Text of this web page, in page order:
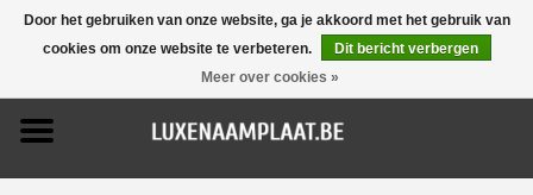
0 Artikelen - €0,00
Home
Promoties
Door het gebruiken van onze website, ga je akkoord met het gebruik van
cookies om onze website te verbeteren.
Dit bericht verbergen
Meer over cookies »